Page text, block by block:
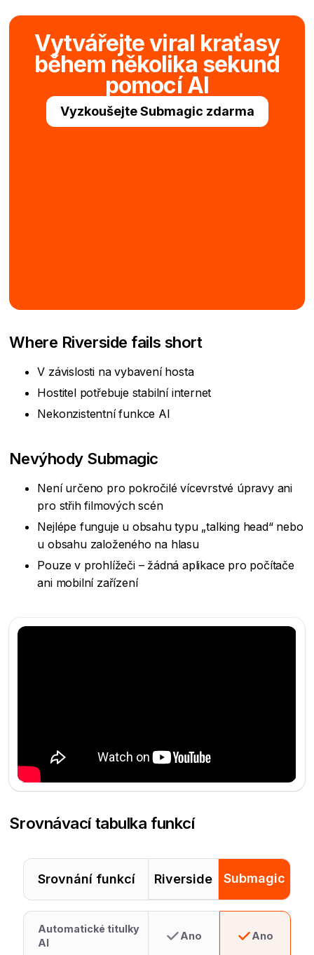
Vytvářejte viral kraťasy
během několika sekund
pomocí AI
Vyzkoušejte Submagic zdarma
Where Riverside fails short
V závislosti na vybavení hosta
Hostitel potřebuje stabilní internet
Nekonzistentní funkce AI
Nevýhody Submagic
Není určeno pro pokročilé vícevrstvé úpravy ani
pro střih filmových scén
Nejlépe funguje u obsahu typu „talking head“ nebo
u obsahu založeného na hlasu
Pouze v prohlížeči – žádná aplikace pro počítače
ani mobilní zařízení
Srovnávací tabulka funkcí
Srovnání funkcí Riverside Submagic
Automatické titulky
AI
Ano Ano